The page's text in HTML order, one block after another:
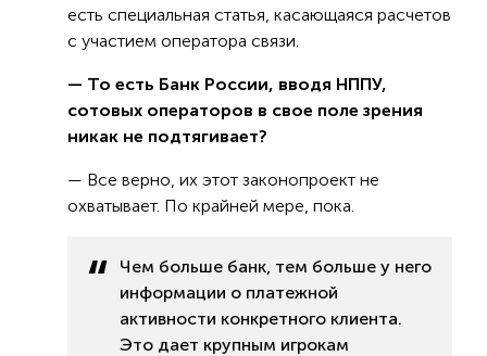
есть специальная статья, касающаяся расчетов
с участием оператора связи.
— То есть Банк России, вводя НППУ,
сотовых операторов в свое поле зрения
никак не подтягивает?
— Все верно, их этот законопроект не
охватывает. По крайней мере, пока.
Чем больше банк, тем больше у него
информации о платежной
активности конкретного клиента.
Это дает крупным игрокам